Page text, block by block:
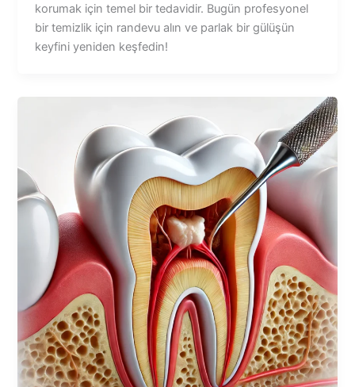
korumak için temel bir tedavidir. Bugün profesyonel
bir temizlik için randevu alın ve parlak bir gülüşün
keyfini yeniden keşfedin!